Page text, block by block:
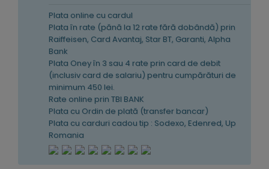
Plata online cu cardul
Plata în rate (pănă la 12 rate fără dobândă) prin
Raiffeisen, Card Avantaj, Star BT, Garanti, Alpha
Bank
Plata Oney în 3 sau 4 rate prin card de debit
(inclusiv card de salariu) pentru cumpărături de
minimum 450 lei.
Rate online prin TBI BANK
Plata cu Ordin de plată (transfer bancar)
Plata cu carduri cadou tip : Sodexo, Edenred, Up
Romania